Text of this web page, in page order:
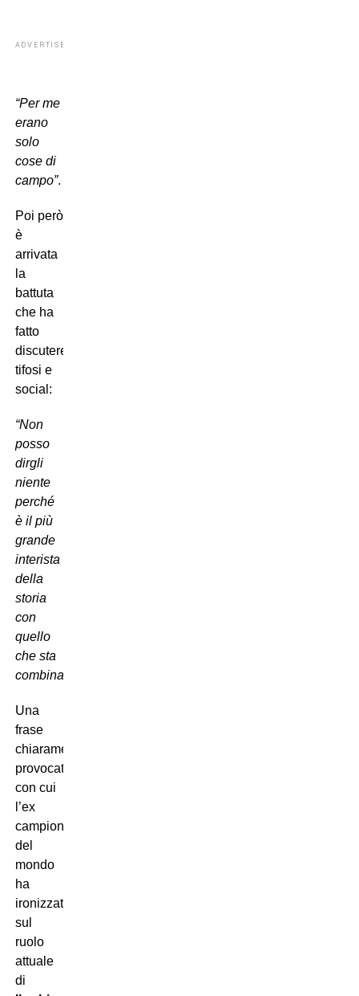
ADVERTISEMENT
“Per me
erano
solo
cose di
campo”.
Poi però
è
arrivata
la
battuta
che ha
fatto
discutere
tifosi e
social:
“Non
posso
dirgli
niente
perché
è il più
grande
interista
della
storia
con
quello
che sta
combinando”
Una
frase
chiaramente
provocatoria,
con cui
l’ex
campione
del
mondo
ha
ironizzato
sul
ruolo
attuale
di